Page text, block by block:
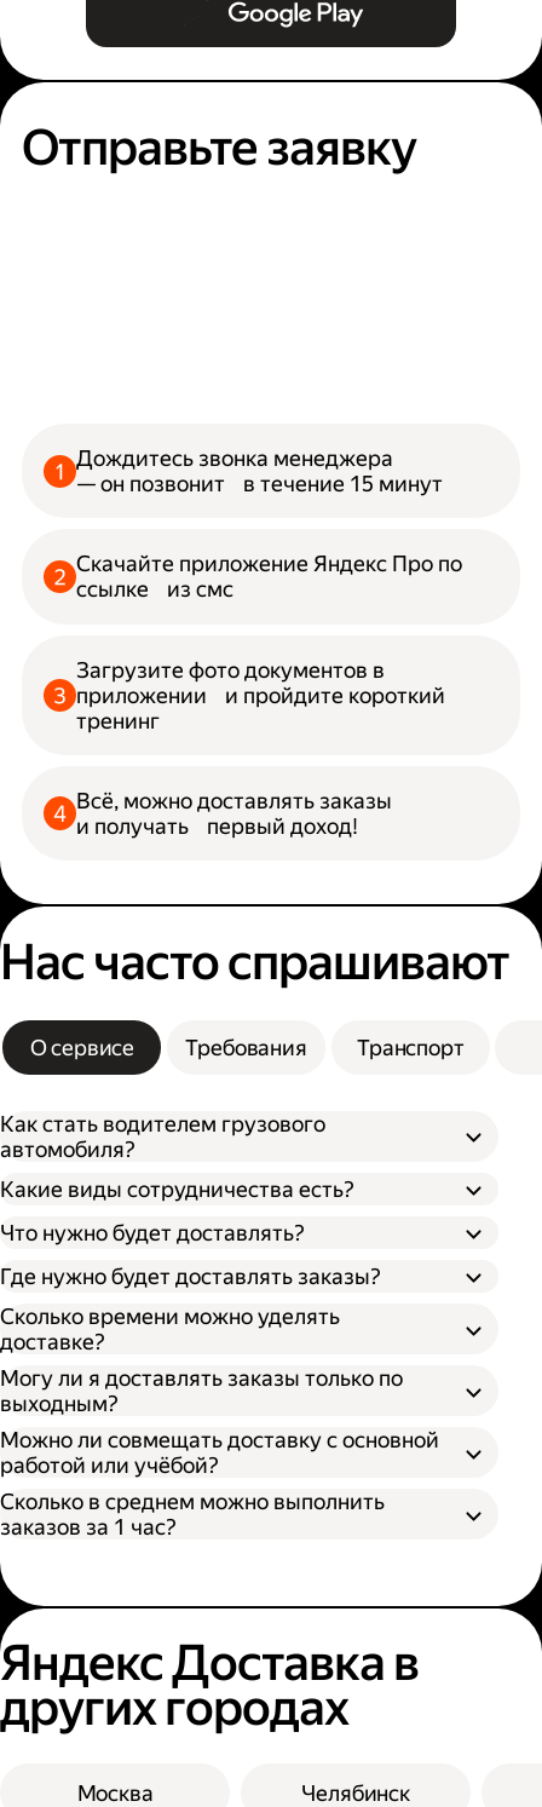
Отправьте заявку
Дождитесь звонка менеджера
— он позвонит в течение 15 минут
Скачайте приложение Яндекс Про по
ссылке из смс
Загрузите фото документов в
приложении и пройдите короткий
тренинг
Всё, можно доставлять заказы
и получать первый доход!
Нас часто спрашивают
О сервисе Требования Транспорт
Как стать водителем грузового
автомобиля?
Какие виды сотрудничества есть?
Через парк;
Через парк как самозанятый;
Как самозанятый;
Что нужно будет доставлять?
Где нужно будет доставлять заказы?
Сколько времени можно уделять
доставке?
Могу ли я доставлять заказы только по
выходным?
Можно ли совмещать доставку с основной
работой или учёбой?
Сколько в среднем можно выполнить
заказов за 1 час?
Яндекс Доставка в
других городах
Москва Челябинск